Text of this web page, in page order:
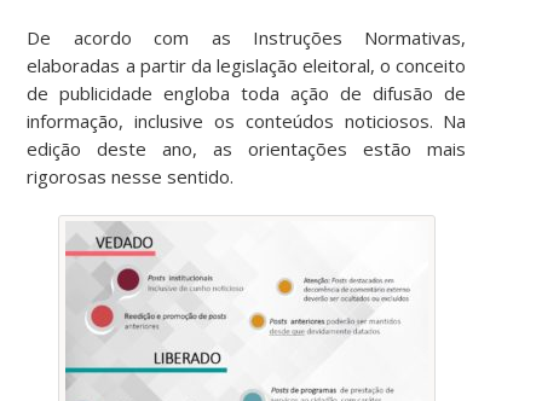
De acordo com as Instruções Normativas,
elaboradas a partir da legislação eleitoral, o conceito
de publicidade engloba toda ação de difusão de
informação, inclusive os conteúdos noticiosos. Na
edição deste ano, as orientações estão mais
rigorosas nesse sentido.